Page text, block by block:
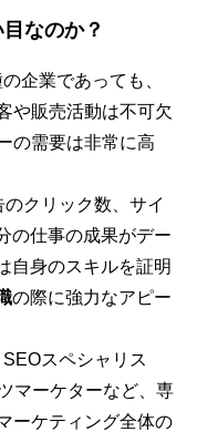
なのか？
企業であっても、
や販売活動は不可欠
の需要は非常に高
クリック数、サイ
の仕事の成果がデー
自身のスキルを証明
の際に強力なアピー
スペシャリス
マーケターなど、専
ーケティング全体の